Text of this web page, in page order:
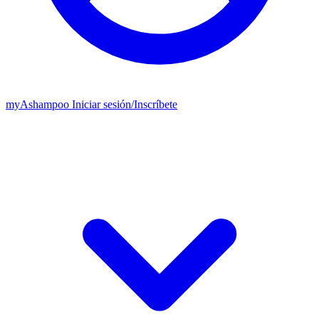
myAshampoo Iniciar sesión/Inscríbete